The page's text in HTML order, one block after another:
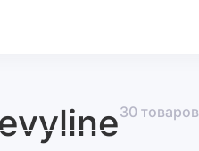
30 товаров